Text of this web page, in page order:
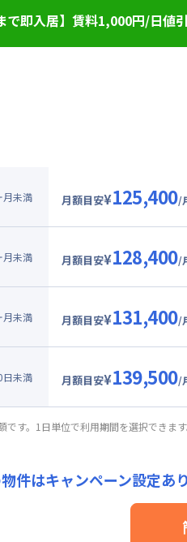
で即入居】賃料1,000円/日
す。
月未満 月額目安¥125,400/
賃料：75,000円/月
その他費用詳細料金
24,000円/月
契約事務手数料 ：5,000
月未満 月額目安¥128,400/
賃料：78,000円/月
その他費用詳細料金
24,000円/月
契約事務手数料： 5,000
月未満 月額目安¥131,400/
賃料：81,000円/月
その他費用詳細料金
初期費用詳細料金
契約事務手数料 ：5,000
日未満 月額目安¥139,500/
賃料：81,000円/月
清掃料：15,000円/回 (
す。1日単位で利用期間を選択できま
件はキャンペーン設定あ